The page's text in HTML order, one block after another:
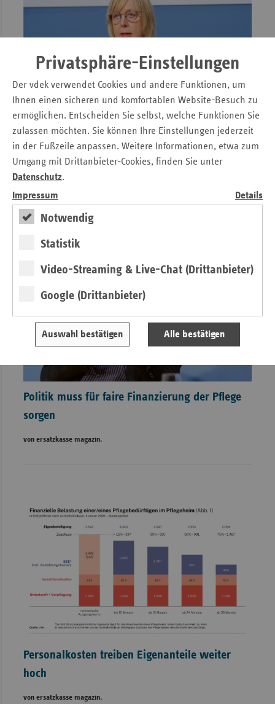
Privatsphäre-Einstellungen
Der vdek verwendet Cookies und andere Funktionen, um
Ihnen einen sicheren und komfortablen Website-Besuch zu
ermöglichen. Entscheiden Sie selbst, welche Funktionen Sie
zulassen möchten. Sie können Ihre Einstellungen jederzeit
in der Fußzeile anpassen. Weitere Informationen, etwa zum
Umgang mit Drittanbieter-Cookies, finden Sie unter
Datenschutz.
Impressum
Details
Notwendig
Statistik
Video-Streaming & Live-Chat (Drittanbieter)
Google (Drittanbieter)
Auswahl bestätigen Alle bestätigen
Ausgaben in der GKV wirksam begrenzen –
und die Versorgung modernisieren
Politik muss für faire Finanzierung der Pflege
sorgen
von ersatzkasse magazin.
Personalkosten treiben Eigenanteile weiter
hoch
von ersatzkasse magazin.